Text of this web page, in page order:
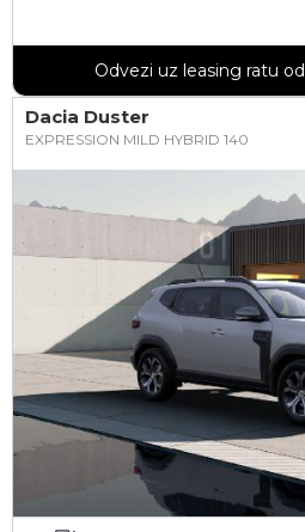
Odvezi uz leasing ratu od
Dacia Duster
EXPRESSION MILD HYBRID 140